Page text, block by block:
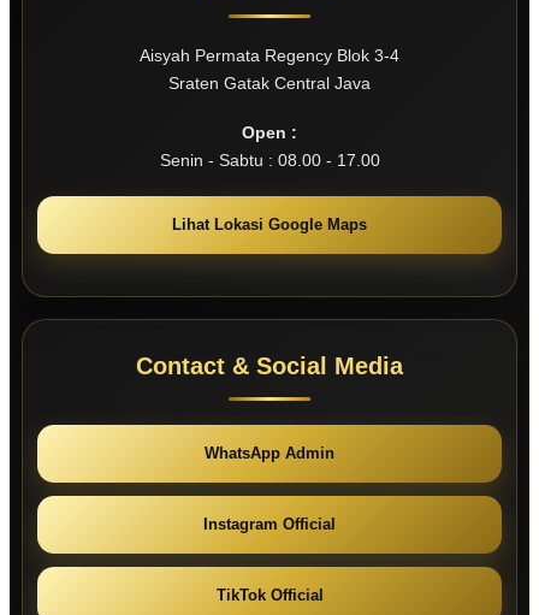
Aisyah Permata Regency Blok 3-4
Sraten Gatak Central Java
Open :
Senin - Sabtu : 08.00 - 17.00
Lihat Lokasi Google Maps
Contact & Social Media
WhatsApp Admin
Instagram Official
TikTok Official